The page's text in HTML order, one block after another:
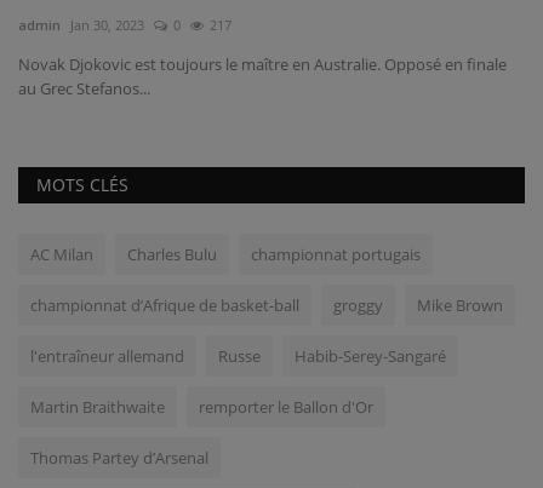
admin oct 5, 2022 0 187
La recrue phare de United a aménagé dans l’ancienne maison très
luxueuse de Paul...
MOTS CLÉS
AC Milan Charles Bulu championnat portugais
championnat d’Afrique de basket-ball groggy Mike Brown
l'entraîneur allemand Russe Habib-Serey-Sangaré
Martin Braithwaite remporter le Ballon d'Or
Thomas Partey d’Arsenal